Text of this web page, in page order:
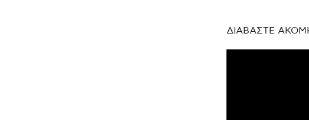
ΔΙΑΒΑΣΤΕ